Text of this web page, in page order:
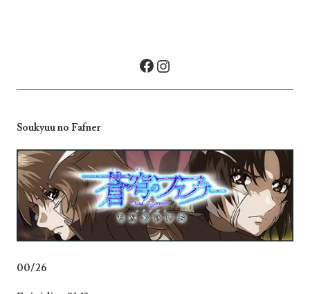
NAVEGAÇÃO DE POSTS
Facebook
Instagram
Soukyuu no Fafner
00/26